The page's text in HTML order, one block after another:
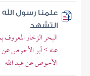
علمنا رسول
التشهد
البحر الزخار
عنه > أبو الأحوص عن
الأحوص عن عبد الله